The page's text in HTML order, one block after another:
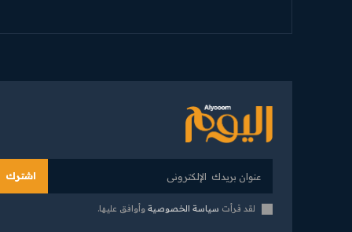
اشترك
لقد قرأت سياسة الخصوصية وأوافق عليها.